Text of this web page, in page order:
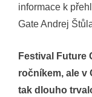
informace k
Gate Andrej
Festival Future
ročníkem, ale v
tak dlouho